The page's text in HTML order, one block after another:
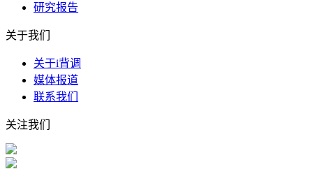
研究报告
关于我们
关于i背调
媒体报道
联系我们
关注我们